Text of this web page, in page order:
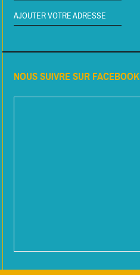
AJOUTER VOTRE ADRESSE
NOUS SUIVRE SUR FACEBOOK